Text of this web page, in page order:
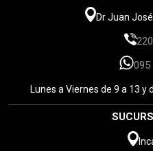
Dr Juan
095
Lunes a Viernes de 9 a 13 y